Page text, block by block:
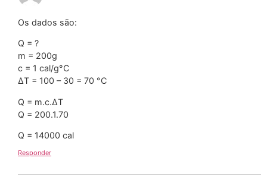
Os dados são:
Q = ?
m = 200g
c = 1 cal/g°C
∆T = 100 – 30 = 70 °C
Q = m.c.∆T
Q = 200.1.70
Q = 14000 cal
Responder